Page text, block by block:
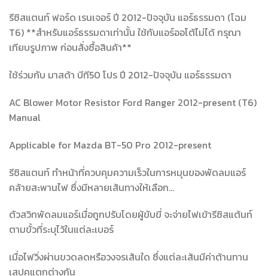
รีซิสแตนท์ ฟอร์ด เรนเจอร์ ปี 2012-ปัจจุบัน แอร์ธรรมดา (โฉม
T6) **สำหรับแอร์ธรรมดาเท่านั้น ใช้กับแอร์ออโต้ไม่ได้ กรุณา
เทียบรูปภาพ ก่อนสั่งซื้อสินค้า**
ใช้ร่วมกับ มาสด้า บีที50 โปร ปี 2012-ปัจจุบัน แอร์ธรรมดา
AC Blower Motor Resistor Ford Ranger 2012-present (T6)
Manual
Applicable for Mazda BT-50 Pro 2012-present
รีซิสแตนท์ ทำหน้าที่ควบคุมความเร็วในการหมุนของพัดลมแอร์
คล้ายสะพานไฟ ซึ่งมีหลายเส้นทางให้เลือก…
ตัวสวิทพัดลมแอร์เมื่อถูกปรับโดยผู้ขับขี่ จะจ่ายไฟเข้ารีซิสแต้นท์
ตามขั้วที่ระบุไว้ในแต่ละเบอร์
เมื่อไฟวิ่งผ่านขวดลดหรือวงจรเส้นใด ซึ่งแต่ละเส้นมีค่าต้านทาน
เสปคแตกต่างกัน